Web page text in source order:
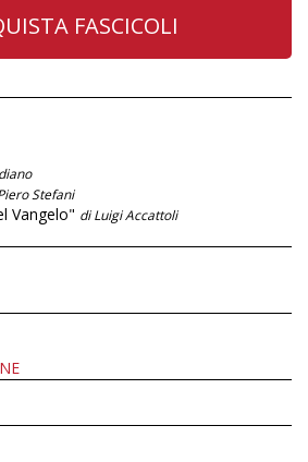
FASCICOLI
Stefani
Vangelo" di Luigi Accattoli